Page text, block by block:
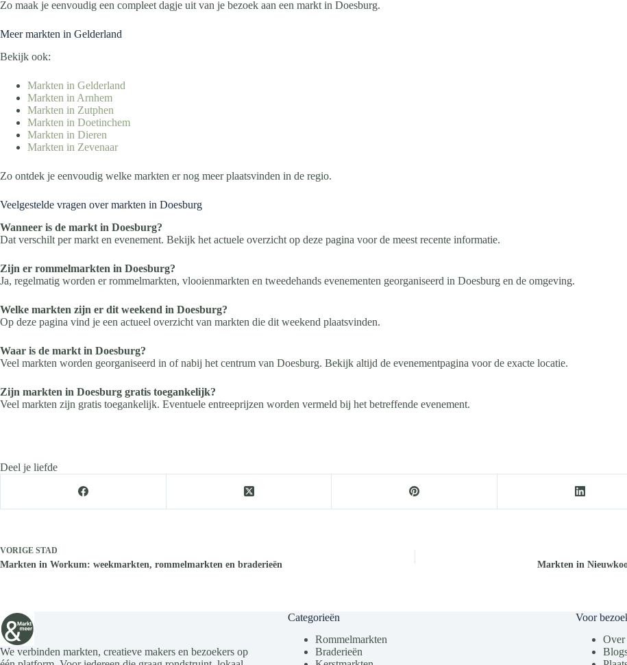
Zo maak je eenvoudig een compleet dagje uit van je bezoek aan een markt in Doesburg.
Meer markten in Gelderland
Bekijk ook:
Markten in Gelderland
Markten in Arnhem
Markten in Zutphen
Markten in Doetinchem
Markten in Dieren
Markten in Zevenaar
Zo ontdek je eenvoudig welke markten er nog meer plaatsvinden in de regio.
Veelgestelde vragen over markten in Doesburg
Wanneer is de markt in Doesburg?
Dat verschilt per markt en evenement. Bekijk het actuele overzicht op deze pagina voor de meest recente informatie.
Zijn er rommelmarkten in Doesburg?
Ja, regelmatig worden er rommelmarkten, vlooienmarkten en tweedehands evenementen georganiseerd in Doesburg en de omgeving.
Welke markten zijn er dit weekend in Doesburg?
Op deze pagina vind je een actueel overzicht van markten die dit weekend plaatsvinden.
Waar is de markt in Doesburg?
Veel markten worden georganiseerd in of nabij het centrum van Doesburg. Bekijk altijd de evenementpagina voor de exacte locatie.
Zijn markten in Doesburg gratis toegankelijk?
Veel markten zijn gratis toegankelijk. Eventuele entreeprijzen worden vermeld bij het betreffende evenement.
Deel je liefde
VORIGE STAD
Markten in Workum: weekmarkten, rommelmarkten en braderieën Markten in
We verbinden markten, creatieve makers en bezoekers op
Categorieën
Rommelmarkten
Braderieën
Voor
Over